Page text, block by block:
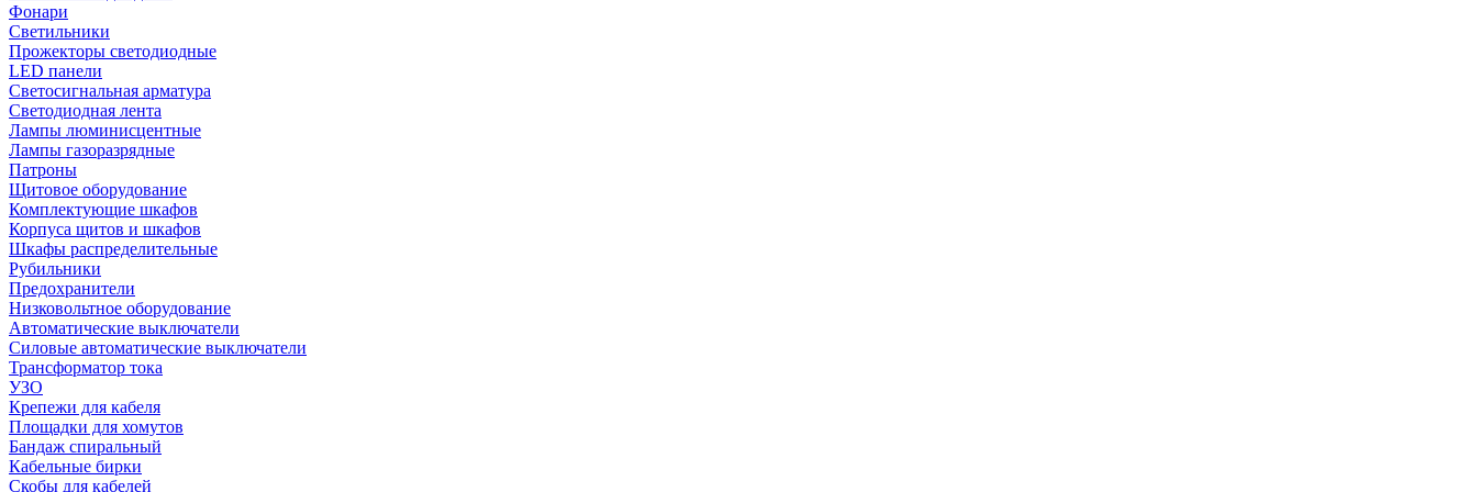
Фонари
Светильники
Прожекторы светодиодные
LED панели
Светосигнальная арматура
Светодиодная лента
Лампы люминисцентные
Лампы газоразрядные
Патроны
Щитовое оборудование
Комплектующие шкафов
Корпуса щитов и шкафов
Шкафы распределительные
Рубильники
Предохранители
Низковольтное оборудование
Автоматические выключатели
Силовые автоматические выключатели
Трансформатор тока
УЗО
Крепежи для кабеля
Площадки для хомутов
Бандаж спиральный
Кабельные бирки
Cкобы для кабелей